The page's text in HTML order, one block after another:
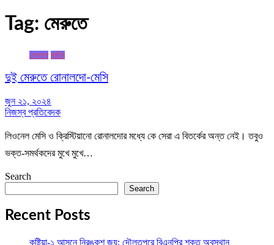
Tag: মেরুতে
খেলাধুলা জাতীয়
দুই মেরুতে রোনালদো-মেসি
জুন ২১, ২০২৪
নিজস্ব প্রতিবেদক
লিওনেল মেসি ও ক্রিস্টিয়ানো রোনালদোর মধ্যে কে সেরা এ বিতর্কের অন্ত নেই। তবুও
ভক্ত-সমর্থকদের মুখে মুখে…
Search
Search
Recent Posts
কুষ্টিয়া-১ আসনে নিরঙ্কুশ জয়; দৌলতপুরে বিএনপির শক্ত অবস্থান